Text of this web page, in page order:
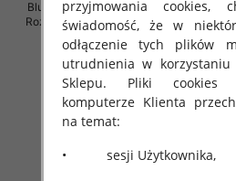
Bluzki damskie (Włoskie produkt)
Roz Standard, Mix Kolor Paczka 5
szt
44.00 zł
szczegóły
przyjmowania cookies,
świadomość, że w
odłączenie tych plików
utrudnienia w
Sklepu. Pliki cookies
komputerze Klienta
na temat:
• sesji Użytkownika,